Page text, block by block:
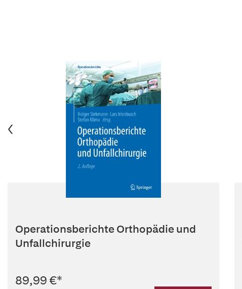
Operationsberichte Orthopädie und
Unfallchirurgie
89,99 €*